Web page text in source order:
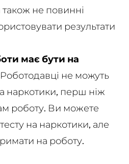
не повинні
результати
має бути на
Роботодавці не можуть
наркотики, перш ніж
роботу. Ви можете
на наркотики, але
на роботу.